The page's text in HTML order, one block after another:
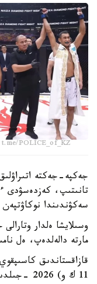
POLICE_of_KZ
جەكپە-جەكتە
سەكۋندىندا نوكاۋتپەن
وسىلايشا ەلدار
مارتە دالەلدەپ، ەل